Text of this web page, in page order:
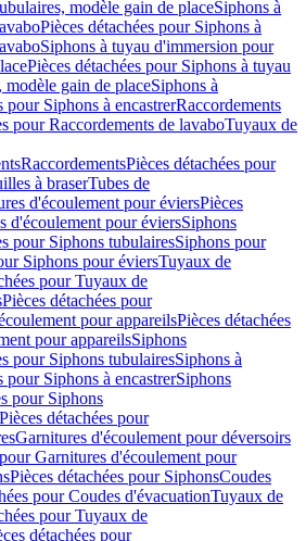
modèle gain de placeSiphons à
Pièces détachées pour Siphons à
Siphons à tuyau d'immersion pour
Pièces détachées pour Siphons à tuyau
gain de placeSiphons à
pour Siphons à encastrerRaccordements
pour Raccordements de lavaboTuyaux de
RaccordementsPièces détachées pour
à braserTubes de
d'écoulement pour éviersPièces
d'écoulement pour éviersSiphons
pour Siphons tubulairesSiphons pour
Siphons pour éviersTuyaux de
pour Tuyaux de
Pièces détachées pour
pour appareilsPièces détachées
pour appareilsSiphons
pour Siphons tubulairesSiphons à
pour Siphons à encastrerSiphons
pour Siphons
Pièces détachées pour
Garnitures d'écoulement pour déversoirs
Garnitures d'écoulement pour
Pièces détachées pour SiphonsCoudes
pour Coudes d'évacuationTuyaux de
pour Tuyaux de
détachées pour